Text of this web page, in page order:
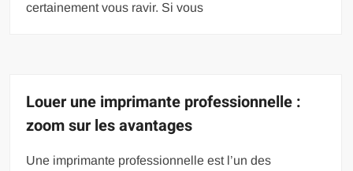
certainement vous ravir. Si vous
Louer une imprimante professionnelle :
zoom sur les avantages
Une imprimante professionnelle est l’un des